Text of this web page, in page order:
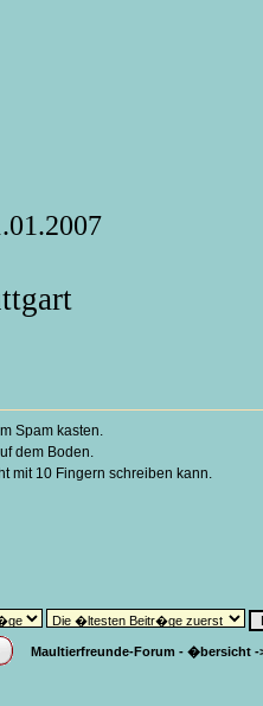
Spam kasten.
dem Boden.
mit 10 Fingern schreiben kann.
Maultierfreunde-Forum - �bersicht -